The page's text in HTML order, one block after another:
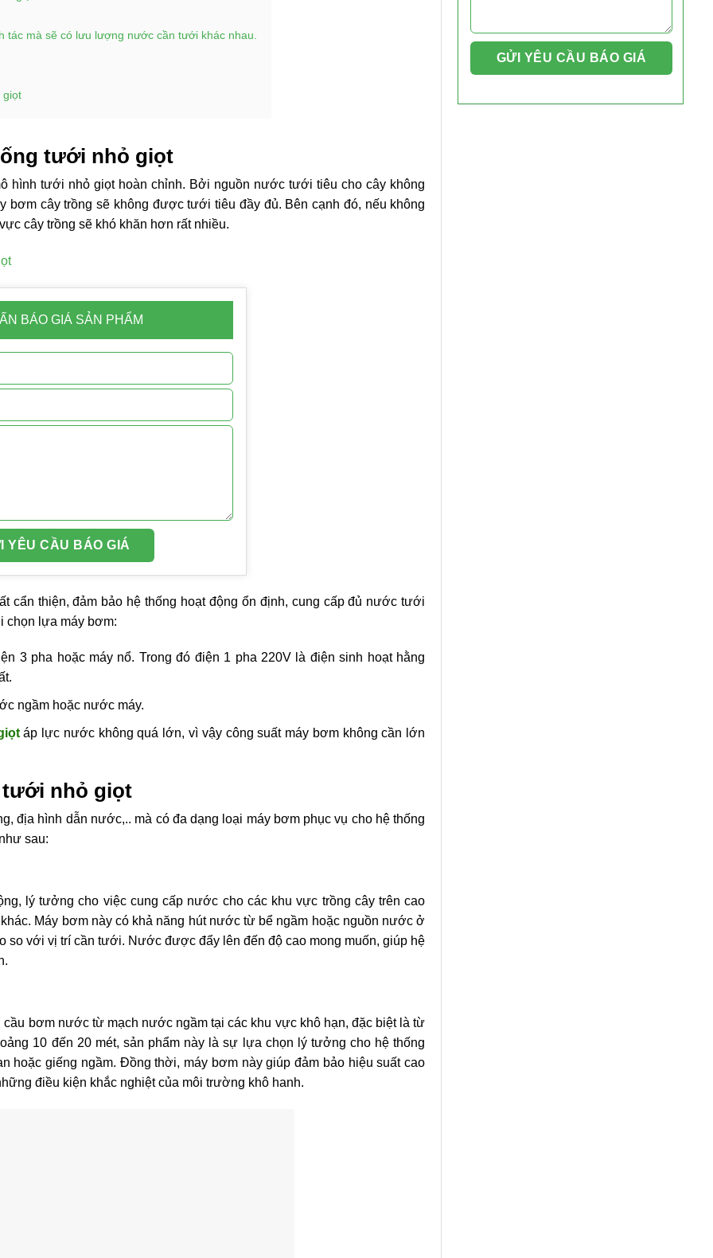
mà sẽ có lưu lượng nước cần tưới khác nhau.
giọt
tưới nhỏ giọt
hình tưới nhỏ giọt hoàn chỉnh. Bởi nguồn nước tưới tiêu cho cây không
bơm cây trồng sẽ không được tưới tiêu đầy đủ. Bên cạnh đó, nếu không
cây trồng sẽ khó khăn hơn rất nhiều.
BÁO GIÁ SẢN PHẨM
cẩn thiện, đảm bảo hệ thống hoạt động ổn định, cung cấp đủ nước tưới
chọn lựa máy bơm:
3 pha hoặc máy nổ. Trong đó điện 1 pha 220V là điện sinh hoạt hằng
ngầm hoặc nước máy.
áp lực nước không quá lớn, vì vậy công suất máy bơm không cần lớn
tưới nhỏ giọt
địa hình dẫn nước,.. mà có đa dạng loại máy bơm phục vụ cho hệ thống
sau:
lý tưởng cho việc cung cấp nước cho các khu vực trồng cây trên cao
Máy bơm này có khả năng hút nước từ bể ngầm hoặc nguồn nước ở
so với vị trí cần tưới. Nước được đẩy lên đến độ cao mong muốn, giúp hệ
bơm nước từ mạch nước ngầm tại các khu vực khô hạn, đặc biệt là từ
10 đến 20 mét, sản phẩm này là sự lựa chọn lý tưởng cho hệ thống
giếng ngầm. Đồng thời, máy bơm này giúp đảm bảo hiệu suất cao
điều kiện khắc nghiệt của môi trường khô hanh.